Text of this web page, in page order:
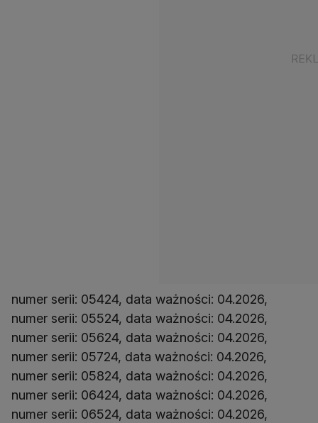
numer serii: 05424, data ważności: 04.2026,
numer serii: 05524, data ważności: 04.2026,
numer serii: 05624, data ważności: 04.2026,
numer serii: 05724, data ważności: 04.2026,
numer serii: 05824, data ważności: 04.2026,
numer serii: 06424, data ważności: 04.2026,
numer serii: 06524, data ważności: 04.2026,